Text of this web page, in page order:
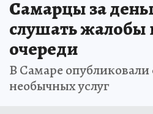
Самарцы за
слушать жалобы
очереди
В Самаре
необычных услуг